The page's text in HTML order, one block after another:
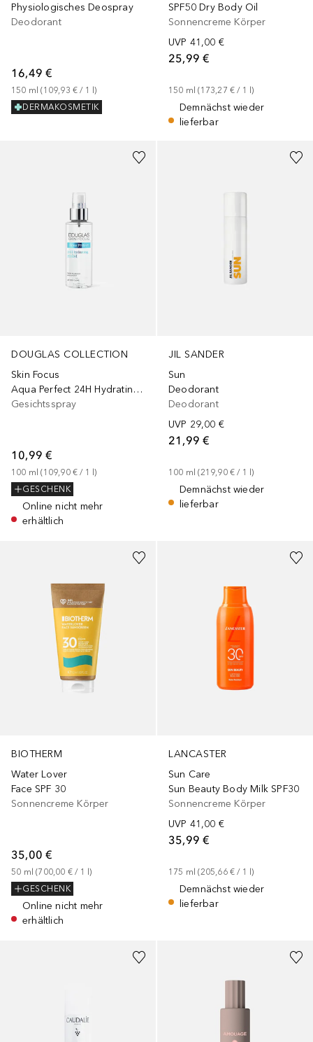
Physiologisches Deospray
Deodorant
16,49 €
150 ml (109,93 € / 1 l)
DERMAKOSMETIK
SPF50 Dry Body Oil
Sonnencreme Körper
UVP 41,00 €
25,99 €
150 ml (173,27 € / 1 l)
Demnächst wieder
lieferbar
DOUGLAS COLLECTION
Skin Focus
Aqua Perfect 24H Hydrating Mist
Gesichtsspray
10,99 €
100 ml (109,90 € / 1 l)
GESCHENK
Online nicht mehr
erhältlich
JIL SANDER
Sun
Deodorant
Deodorant
UVP 29,00 €
21,99 €
100 ml (219,90 € / 1 l)
Demnächst wieder
lieferbar
BIOTHERM
Water Lover
Face SPF 30
Sonnencreme Körper
35,00 €
50 ml (700,00 € / 1 l)
GESCHENK
Online nicht mehr
erhältlich
LANCASTER
Sun Care
Sun Beauty Body Milk SPF30
Sonnencreme Körper
UVP 41,00 €
35,99 €
175 ml (205,66 € / 1 l)
Demnächst wieder
lieferbar